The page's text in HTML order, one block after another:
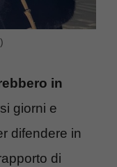
in
giorni e
difendere in
di